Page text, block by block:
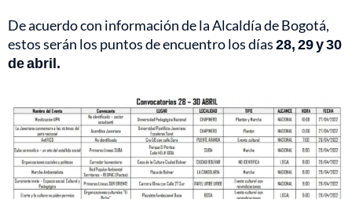
De acuerdo con información de la Alcaldía de Bogotá,
estos serán los puntos de encuentro los días28, 29 y 30
de abril.